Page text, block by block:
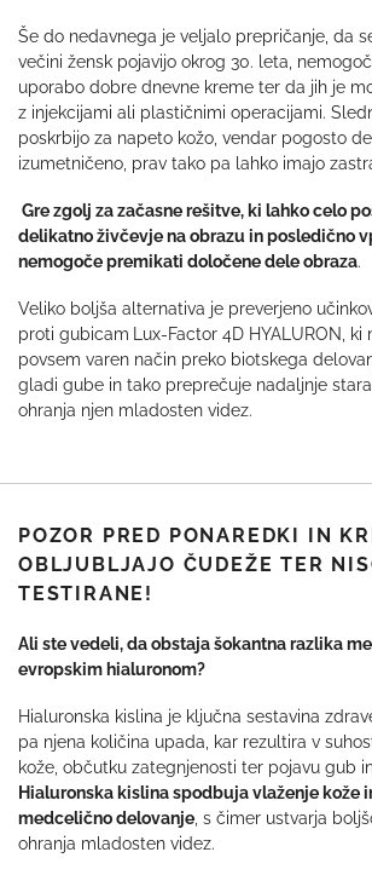
Še do nedavnega je veljalo prepričanje, da
večini žensk pojavijo okrog 30. leta,
uporabo dobre dnevne kreme ter da jih je
z injekcijami ali plastičnimi operacijami.
poskrbijo za napeto kožo, vendar pogosto
izumetničeno, prav tako pa lahko imajo
Gre zgolj za začasne rešitve, ki lahko celo
delikatno živčevje na obrazu in posledično
nemogoče premikati določene dele obraza.
Veliko boljša alternativa je preverjeno
proti gubicam Lux-Factor 4D HYALURON, ki
povsem varen način preko biotskega
gladi gube in tako preprečuje nadaljnje
ohranja njen mladosten videz.
POZOR PRED PONAREDKI IN
OBLJUBLJAJO ČUDEŽE TER
TESTIRANE!
Ali ste vedeli, da obstaja šokantna razlika
evropskim hialuronom?
Hialuronska kislina je ključna sestavina
pa njena količina upada, kar rezultira v
kože, občutku zategnjenosti ter pojavu gub
Hialuronska kislina spodbuja vlaženje kože
medcelično delovanje, s čimer ustvarja
ohranja mladosten videz.